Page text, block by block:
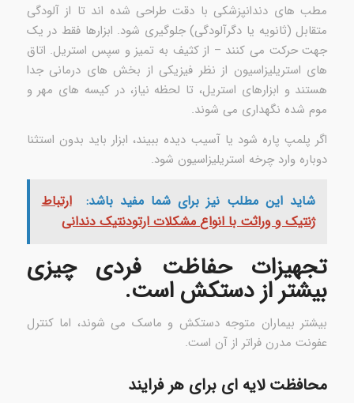
مطب های دندانپزشکی با دقت طراحی شده اند تا از آلودگی
متقابل (ثانویه یا دگرآلودگی) جلوگیری شود. ابزارها فقط در یک
جهت حرکت می کنند – از کثیف به تمیز و سپس استریل. اتاق
های استریلیزاسیون از نظر فیزیکی از بخش های درمانی جدا
هستند و ابزارهای استریل، تا لحظه نیاز، در کیسه های مهر و
موم شده نگهداری می شوند.
اگر پلمپ پاره شود یا آسیب دیده ببیند، ابزار باید بدون استثنا
دوباره وارد چرخه استریلیزاسیون شود.
شاید این مطلب نیز برای شما مفید باشد:
ارتباط
ژنتیک و وراثت با انواع مشکلات ارتودنتیک دندانی
تجهیزات حفاظت فردی چیزی
بیشتر از دستکش است.
بیشتر بیماران متوجه دستکش و ماسک می شوند، اما کنترل
عفونت مدرن فراتر از آن است.
محافظت لایه ای برای هر فرایند